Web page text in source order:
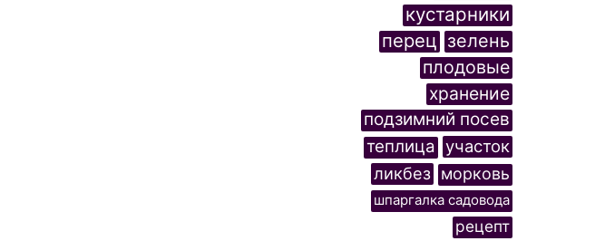
кустарники
перец зелень
плодовые
хранение
подзимний посев
теплица участок
ликбез морковь
шпаргалка садовода
рецепт